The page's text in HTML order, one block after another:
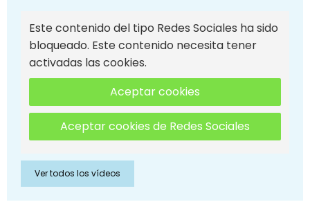
Este contenido del tipo Redes Sociales ha sido
bloqueado. Este contenido necesita tener
activadas las cookies.
Aceptar cookies
Aceptar cookies de Redes Sociales
Ver todos los vídeos